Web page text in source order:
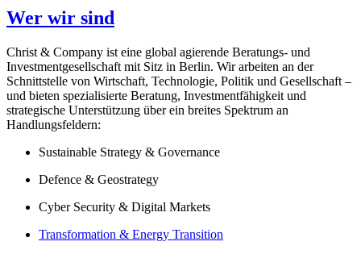
Wer wir sind
Christ & Company ist eine global agierende Beratungs- und
Investmentgesellschaft mit Sitz in Berlin. Wir arbeiten an der
Schnittstelle von Wirtschaft, Technologie, Politik und Gesellschaft –
und bieten spezialisierte Beratung, Investmentfähigkeit und
strategische Unterstützung über ein breites Spektrum an
Handlungsfeldern:
Sustainable Strategy & Governance
Defence & Geostrategy
Cyber Security & Digital Markets
Transformation & Energy Transition